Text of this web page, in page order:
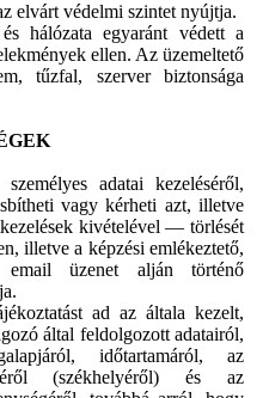
elvárt védelmi szintet nyújtja.
hálózata egyaránt védett a
ellen. Az üzemeltető
tűzfal, szerver biztonsága
adatai kezeléséről,
vagy kérheti azt, illetve
kivételével — törlését
illetve a képzési emlékeztető,
email üzenet alján történő
ad az általa kezelt,
által feldolgozott adatairól,
időtartamáról, az
(székhelyéről) és az